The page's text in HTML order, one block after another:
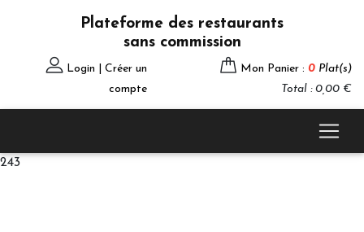
Plateforme des restaurants
sans commission
Login | Créer un
compte
Mon Panier : 0 Plat(s)
Total : 0,00 €
243